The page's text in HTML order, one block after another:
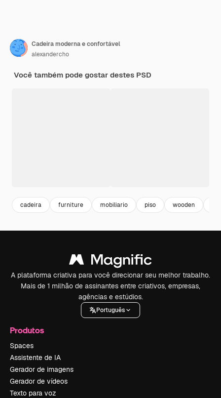
Cadeira moderna e confortável
alexandercho
Você também pode gostar destes PSD
cadeira furniture mobiliario piso wooden
A plataforma criativa para você direcionar seu melhor trabalho.
Mais de 1 milhão de assinantes entre criativos, empresas,
agências e estúdios.
Português
Produtos
Spaces
Assistente de IA
Gerador de imagens
Gerador de vídeos
Texto para voz